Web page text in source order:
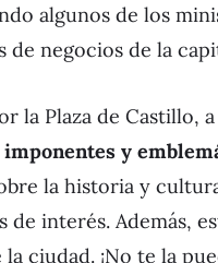
algunos de los
negocios de la
la Plaza de
y
la historia y
interés. Además,
ciudad. ¡No te la